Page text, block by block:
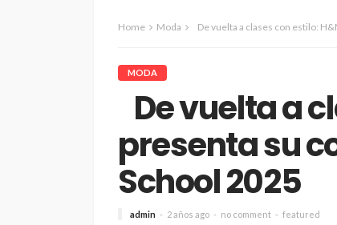
Home Moda De vuelta a clases con estilo:
MODA
De vuelta a
presenta su
School 2025
admin 2 años ago no comment featured